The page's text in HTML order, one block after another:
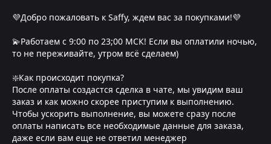
💜Добро пожаловать к Saffy, ждем вас за покупками!💜
💫Работаем с 9:00 по 23;00 МСК! Если вы оплатили ночью,
то не переживайте, утром всё сделаем)
❇️Как происходит покупка?
После оплаты создастся сделка в чате, мы увидим ваш
заказ и как можно скорее приступим к выполнению.
Чтобы ускорить выполнение, вы можете сразу после
оплаты написать все необходимые данные для заказа,
даже если вам еще не ответил менеджер